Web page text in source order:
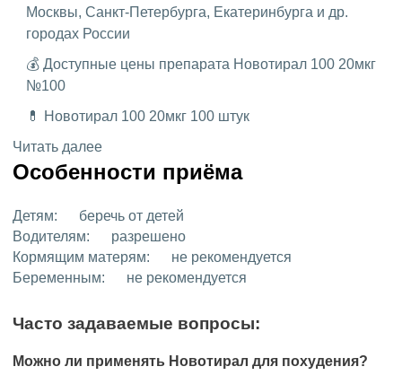
Москвы, Санкт-Петербурга, Екатеринбурга и др.
городах России
💰 Доступные цены препарата Новотирал 100 20мкг
№100
💊 Новотирал 100 20мкг 100 штук
Читать далее
Особенности приёма
Детям:
беречь от детей
Водителям:
разрешено
Кормящим матерям:
не рекомендуется
Беременным:
не рекомендуется
Часто задаваемые вопросы:
Можно ли применять Новотирал для похудения?